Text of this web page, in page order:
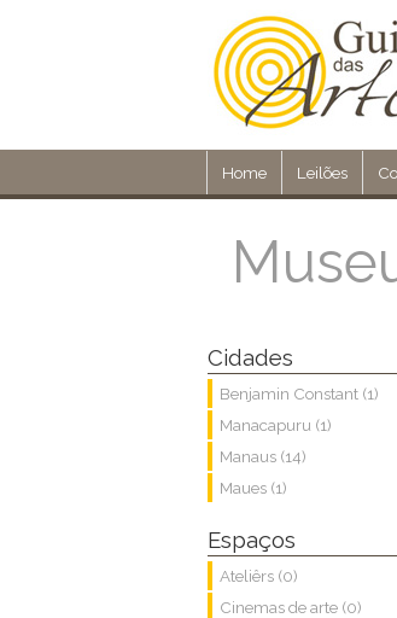
Home Leilões
Cidades
Benjamin Constant (1)
Manacapuru (1)
Manaus (14)
Maues (1)
Espaços
Ateliêrs (0)
Cinemas de arte (0)